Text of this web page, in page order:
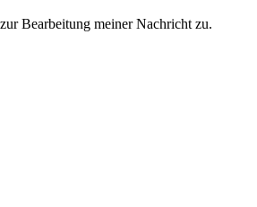
Bearbeitung meiner Nachricht zu.